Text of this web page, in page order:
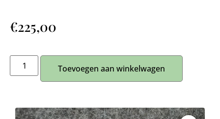
€225,00
Toevoegen aan winkelwagen